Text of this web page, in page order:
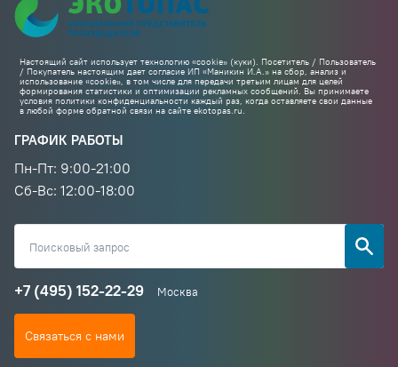
Настоящий сайт использует технологию «cookie» (куки). Посетитель / Пользователь
/ Покупатель настоящим дает согласие ИП «Маникин И.А.» на сбор, анализ и
использование «cookie», в том числе для передачи третьим лицам для целей
формирования статистики и оптимизации рекламных сообщений. Вы принимаете
условия политики конфиденциальности каждый раз, когда оставляете свои данные
в любой форме обратной связи на сайте ekotopas.ru.
ГРАФИК РАБОТЫ
Пн-Пт: 9:00-21:00
Cб-Вс: 12:00-18:00
+7 (495) 152-22-29 Москва
Связаться с нами